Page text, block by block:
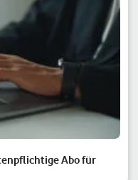
Abo für